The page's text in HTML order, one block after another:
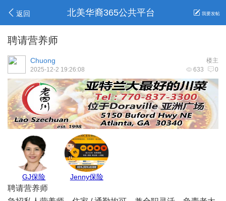
返回 北美华裔365公共平台 我要发帖
聘请营养师
楼主
Chuong
633 0
2025-12-2 19:26:08
Max Pest Belinda保险
聘请营养师